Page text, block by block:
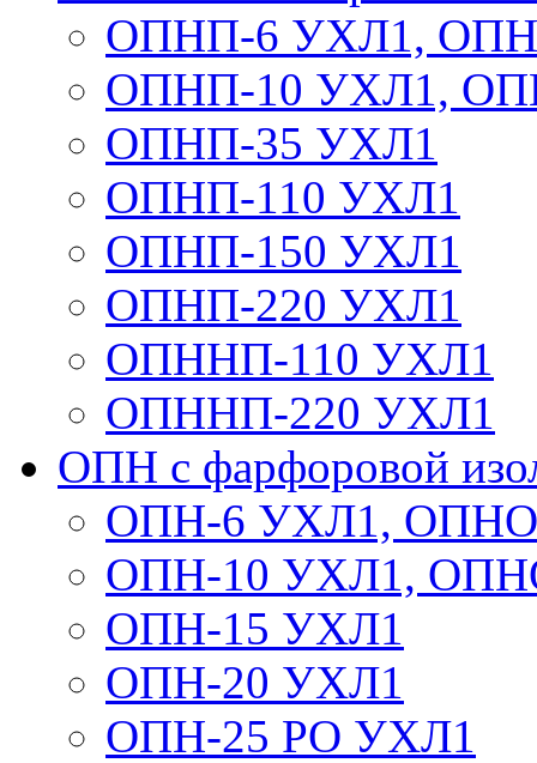
ОПНП-6 УХЛ1,
ОПНП-10 УХЛ1,
ОПНП-35 УХЛ1
ОПНП-110 УХЛ1
ОПНП-150 УХЛ1
ОПНП-220 УХЛ1
ОПННП-110 УХЛ1
ОПННП-220 УХЛ1
ОПН с фарфоровой
ОПН-6 УХЛ1,
ОПН-10 УХЛ1,
ОПН-15 УХЛ1
ОПН-20 УХЛ1
ОПН-25 РО УХЛ1